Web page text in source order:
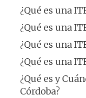
¿Qué es una
¿Qué es una
¿Qué es una
¿Qué es una
¿Qué es y
Córdoba?